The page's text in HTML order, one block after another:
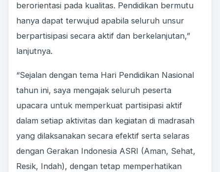
berorientasi pada kualitas. Pendidikan bermutu
hanya dapat terwujud apabila seluruh unsur
berpartisipasi secara aktif dan berkelanjutan,”
lanjutnya.
“Sejalan dengan tema Hari Pendidikan Nasional
tahun ini, saya mengajak seluruh peserta
upacara untuk memperkuat partisipasi aktif
dalam setiap aktivitas dan kegiatan di madrasah
yang dilaksanakan secara efektif serta selaras
dengan Gerakan Indonesia ASRI (Aman, Sehat,
Resik, Indah), dengan tetap memperhatikan